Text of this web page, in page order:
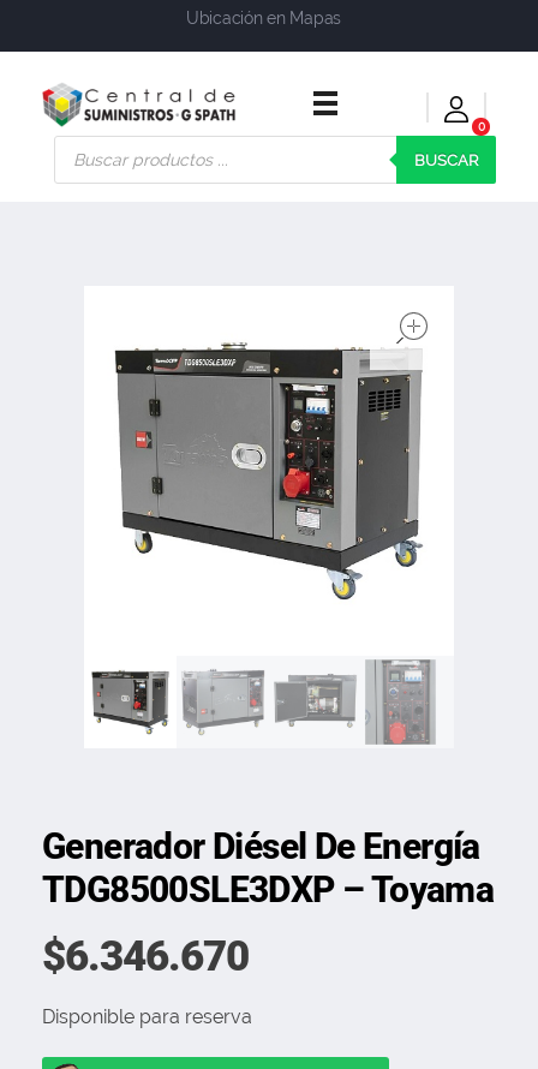
Ubicación en Mapas
Central de Suministros Gspath
Suministros y soluciones integrales para su empresa o negocio
0
BUSCAR
Generador Diésel De Energía
TDG8500SLE3DXP – Toyama
$6.346.670
Disponible para reserva